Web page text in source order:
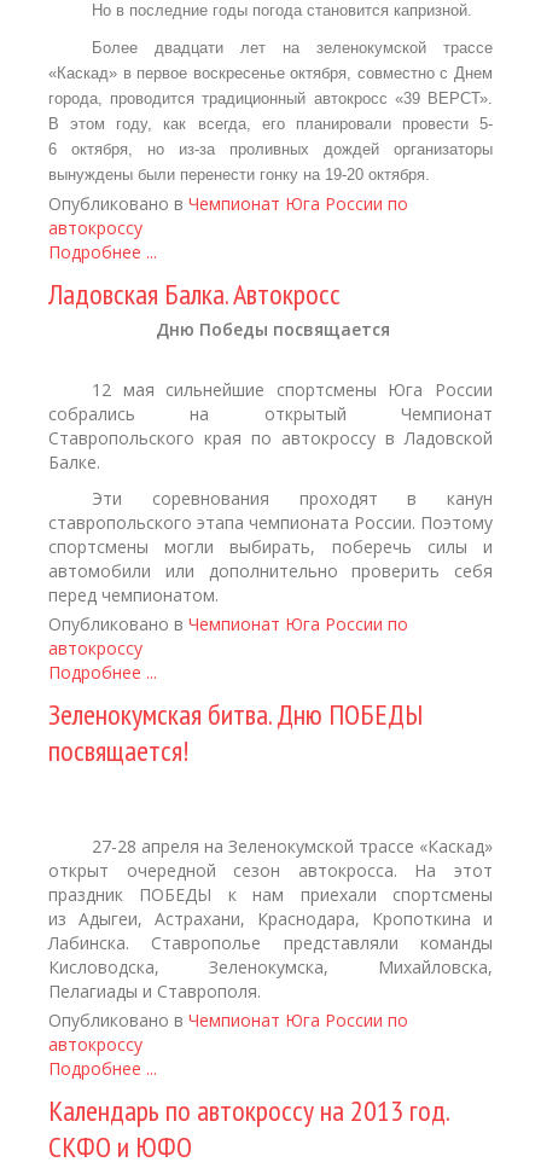
Но в последние годы погода становится капризной.
Более двадцати лет на зеленокумской трассе
«Каскад» в первое воскресенье октября, совместно с Днем
города, проводится традиционный автокросс «39 ВЕРСТ».
В этом году, как всегда, его планировали провести 5-
6 октября, но из-за проливных дождей организаторы
вынуждены были перенести гонку на 19-20 октября.
Опубликовано в Чемпионат Юга России по
автокроссу
Подробнее ...
Ладовская Балка. Автокросс
Дню Победы посвящается
12 мая сильнейшие спортсмены Юга России
собрались на открытый Чемпионат
Ставропольского края по автокроссу в Ладовской
Балке.
Эти соревнования проходят в канун
ставропольского этапа чемпионата России. Поэтому
спортсмены могли выбирать, поберечь силы и
автомобили или дополнительно проверить себя
перед чемпионатом.
Опубликовано в Чемпионат Юга России по
автокроссу
Подробнее ...
Зеленокумская битва. Дню ПОБЕДЫ
посвящается!
27-28 апреля на Зеленокумской трассе «Каскад»
открыт очередной сезон автокросса. На этот
праздник ПОБЕДЫ к нам приехали спортсмены
из Адыгеи, Астрахани, Краснодара, Кропоткина и
Лабинска. Ставрополье представляли команды
Кисловодска, Зеленокумска, Михайловска,
Пелагиады и Ставрополя.
Опубликовано в Чемпионат Юга России по
автокроссу
Подробнее ...
Календарь по автокроссу на 2013 год.
СКФО и ЮФО